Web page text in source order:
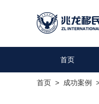
首页
首页 > 成功案例